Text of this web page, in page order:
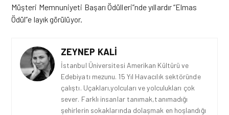
Müşteri Memnuniyeti Başarı Ödülleri”nde yıllardır “Elmas
Ödül”e layık görülüyor.
ZEYNEP KALI
İstanbul Üniversitesi Amerikan Kültürü ve
Edebiyatı mezunu. 15 Yıl Havacılık sektöründe
çalıştı. Uçakları,yolcuları ve yolculukları çok
sever. Farklı insanlar tanımak,tanımadığı
şehirlerin sokaklarında dolaşmak en hoşlandığı